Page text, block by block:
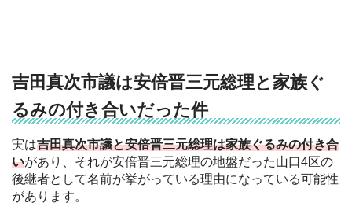
吉田真次市議は安倍晋三元総理と家族ぐ
るみの付き合いだった件
実は吉田真次市議と安倍晋三元総理は家族ぐるみの付き合
いがあり、それが安倍晋三元総理の地盤だった山口4区の
後継者として名前が挙がっている理由になっている可能性
があります。